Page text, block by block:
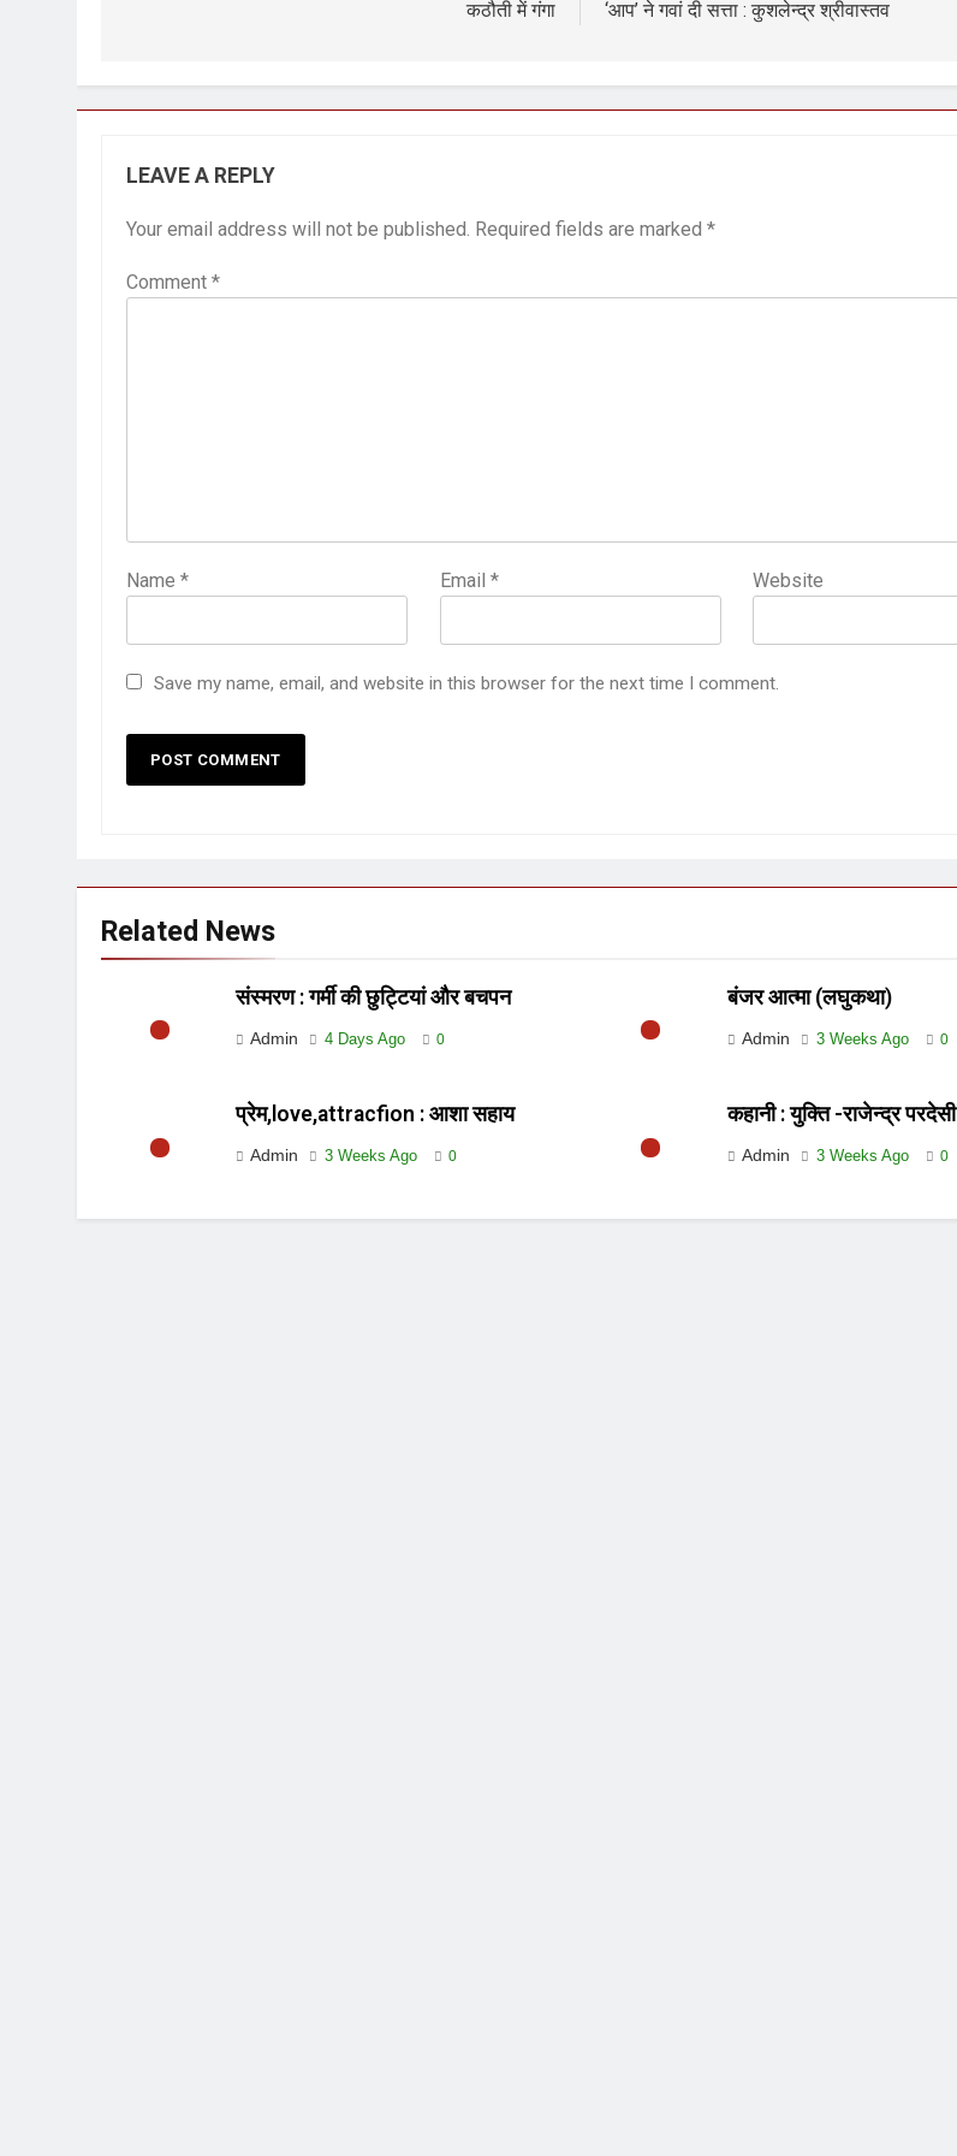
कठौती में गंगा
‘आप’ ने गवां दी सत्ता : कुशलेन्द्र श्रीवास्तव
LEAVE A REPLY
Your email address will not be published. Required fields are marked *
Comment *
Name * Email * Website
Save my name, email, and website in this browser for the next time I comment.
Related News
संस्मरण : गर्मी की छुट्टियां और बचपन
Admin 4 Days Ago 0
बंजर आत्मा (लघुकथा)
Admin 3 Weeks Ago 0
प्रेम,love,attracfion : आशा सहाय
Admin 3 Weeks Ago 0
कहानी : युक्ति -राजेन्द्र परदेसी
Admin 3 Weeks Ago 0